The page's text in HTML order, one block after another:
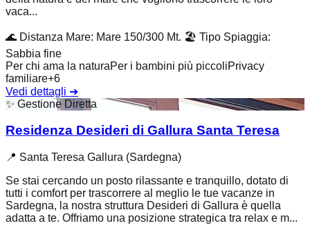
vaca...
🌊 Distanza Mare: Mare 150/300 Mt. 🏖️ Tipo Spiaggia:
Sabbia fine
Per chi ama la naturaPer i bambini più piccoliPrivacy
familiare+6
Vedi dettagli ➔
✨ Gestione Diretta
Residenza Desideri di Gallura Santa Teresa
📍 Santa Teresa Gallura (Sardegna)
Se stai cercando un posto rilassante e tranquillo, dotato di
tutti i comfort per trascorrere al meglio le tue vacanze in
Sardegna, la nostra struttura Desideri di Gallura è quella
adatta a te. Offriamo una posizione strategica tra relax e m...